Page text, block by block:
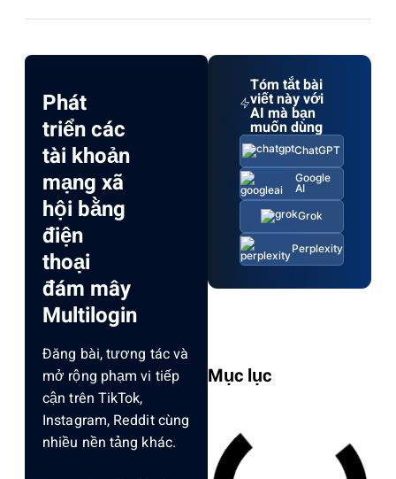
Phát
triển các
tài khoản
mạng xã
hội bằng
điện
thoại
đám mây
Multilogin
Đăng bài, tương tác và
mở rộng phạm vi tiếp
cận trên TikTok,
Instagram, Reddit cùng
nhiều nền tảng khác.
Tóm tắt bài
viết này với
AI mà bạn
muốn dùng
ChatGPT
Google
AI
Grok
Perplexity
Mục lục